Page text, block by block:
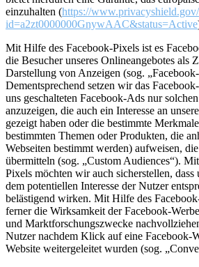
einzuhalten (https://
id=a2zt0000000GnywAAC&status=Active
Mit Hilfe des Facebook-Pixels ist es
die Besucher unseres Onlineangebotes als
Darstellung von Anzeigen (sog.
Dementsprechend setzen wir das
uns geschalteten Facebook-Ads nur
anzuzeigen, die auch ein Interesse an
gezeigt haben oder die bestimmte
bestimmten Themen oder Produkten, die
Webseiten bestimmt werden) aufweisen,
übermitteln (sog. „Custom Audiences“).
Pixels möchten wir auch sicherstellen, dass
dem potentiellen Interesse der Nutzer
belästigend wirken. Mit Hilfe des
ferner die Wirksamkeit der Facebook-
und Marktforschungszwecke
Nutzer nachdem Klick auf eine Facebook-
Website weitergeleitet wurden (sog.